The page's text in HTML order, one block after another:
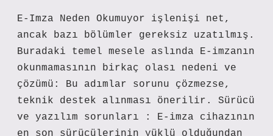
E-Imza Neden Okumuyor işlenişi net,
ancak bazı bölümler gereksiz uzatılmış.
Buradaki temel mesele aslında E-imzanın
okunmamasının birkaç olası nedeni ve
çözümü: Bu adımlar sorunu çözmezse,
teknik destek alınması önerilir. Sürücü
ve yazılım sorunları : E-imza cihazının
en son sürücülerinin yüklü olduğundan